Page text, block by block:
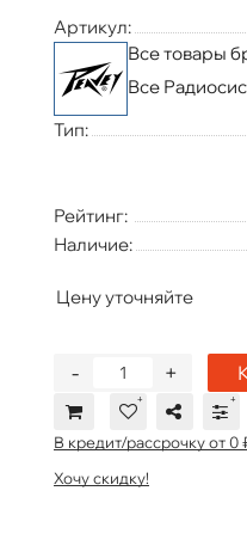
Артикул:
Все товары
Все
Тип:
Рейтинг:
Наличие:
Цену уточняйте
+
-
В кредит/рассрочку от 0
Хочу скидку!